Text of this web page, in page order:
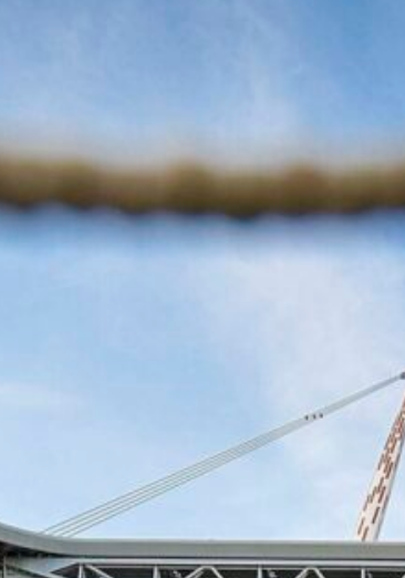
il suo futuro
2026
Inzaghi promuove la Juventus: “Con
Spalletti e i nuovi acquisti sarà di